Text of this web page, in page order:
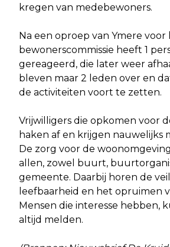
kregen van medebewoners.
Na een oproep van Ymere
bewonerscommissie heeft 1
gereageerd, die later weer
bleven maar 2 leden over en
de activiteiten voort te zetten.
Vrijwilligers die opkomen voor
haken af en krijgen nauwelijks
De zorg voor de
allen, zowel buurt,
gemeente. Daarbij horen de
leefbaarheid en het opruimen
Mensen die interesse hebben,
altijd melden.